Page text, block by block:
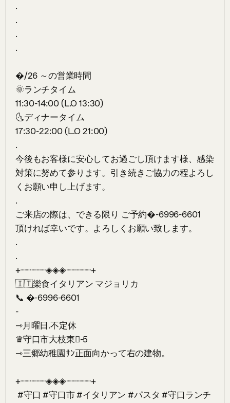
.
.
.
.
�/26 ～の営業時間
🌞ランチタイム
11:30-14:00 (L.O 13:30)
🌜ディナータイム
17:30-22:00 (L.O 21:00)
.
今後もお客様に安心してお過ごし頂けます様、感染
対策に努めて参ります。引き続きご協力の程よろし
くお願い申し上げます。
.
ご来店の際は、できる限り ご予約�-6996-6601
頂ければ幸いです。よろしくお願い致します。
.
.
+┈┈┈┈┈◈◈◈┈┈┈┈┈+
🇮🇹樂食イタリアン マジョリカ
📞 �-6996-6601
-
⇾月曜日.不定休
♛守口市大枝東񵎢-5
⇾三郷幼稚園ｻﾝ正面向かって右の建物。
+┈┈┈┈┈◈◈◈┈┈┈┈┈+